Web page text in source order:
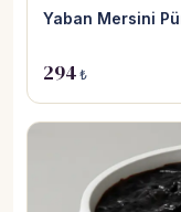
Yaban Mersini
294 ₺